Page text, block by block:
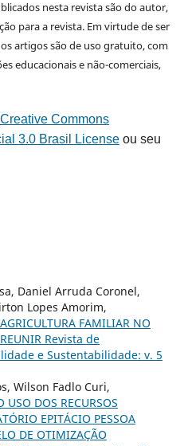
nesta revista são do autor,
para a revista. Em virtude de ser
artigos são de uso gratuito, com
educacionais e não-comerciais,
Creative Commons
3.0 Brasil Licenseou seu
Daniel Arruda Coronel,
Lopes Amorim,
FAMILIAR NO
REUNIR Revista de
e Sustentabilidade: v. 5
Wilson Fadlo Curi,
USO DOS RECURSOS
EPITÁCIO PESSOA
DE OTIMIZAÇÃO